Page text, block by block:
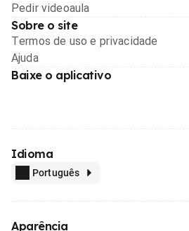
Pedir videoaula
Sobre o site
Termos de uso e privacidade
Ajuda
Baixe o aplicativo
Idioma
Português
Aparência